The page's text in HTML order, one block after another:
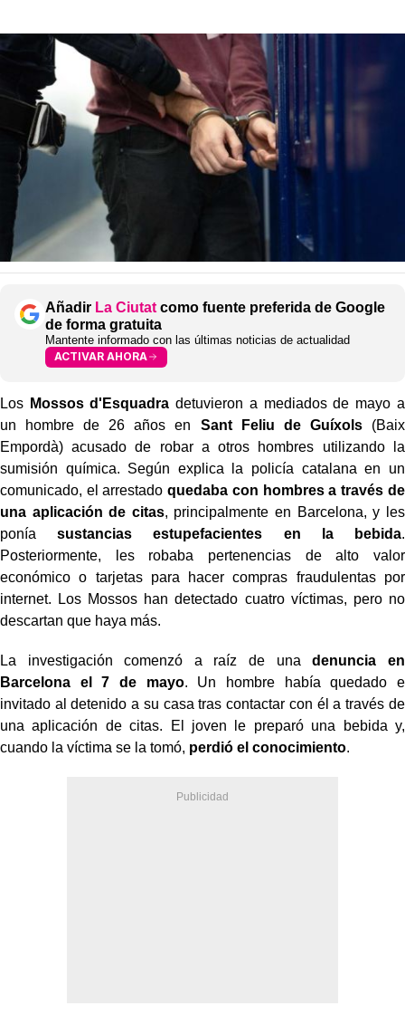
Añadir La Ciutat como fuente preferida de Google
de forma gratuita
Mantente informado con las últimas noticias de actualidad
ACTIVAR AHORA
Los Mossos d'Esquadra detuvieron a mediados de mayo a
un hombre de 26 años en Sant Feliu de Guíxols(Baix
Empordà) acusado de robar a otros hombres utilizando la
sumisión química. Según explica la policía catalana en un
comunicado, el arrestadoquedaba con hombres a través de
una aplicación de citas, principalmente en Barcelona, y les
ponía sustancias estupefacientes en la bebida.
Posteriormente, les robaba pertenencias de alto valor
económico o tarjetas para hacer compras fraudulentas por
internet. Los Mossos han detectado cuatro víctimas, pero no
descartan que haya más.
La investigación comenzó a raíz de unadenuncia en
Barcelona el 7 de mayo. Un hombre había quedado e
invitado al detenido a su casa tras contactar con él a través de
una aplicación de citas. El joven le preparó una bebida y,
cuando la víctima se la tomó, perdió el conocimiento.